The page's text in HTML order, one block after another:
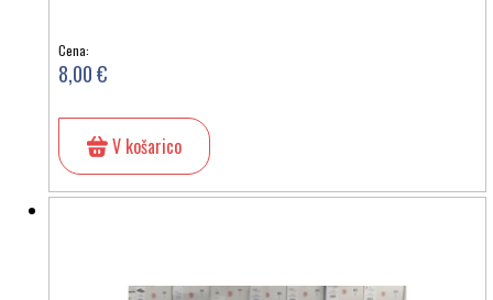
Cena:
8,00 €
V košarico